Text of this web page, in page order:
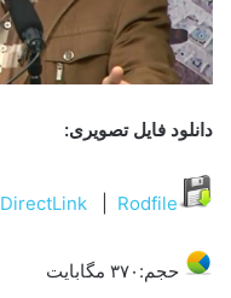
دانلود فایل تصویری:
DirectLink Rodfile
حجم:۳۷۰ مگابایت